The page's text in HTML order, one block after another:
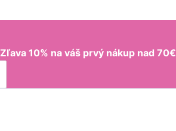
Zľava 10% na váš prvý nákup nad 70€